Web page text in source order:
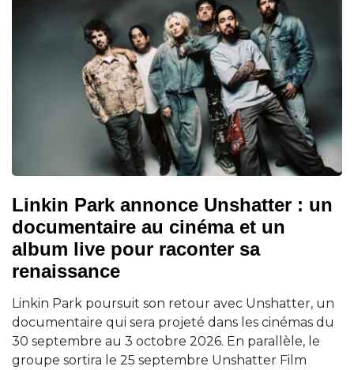
Linkin Park annonce Unshatter : un
documentaire au cinéma et un
album live pour raconter sa
renaissance
Linkin Park poursuit son retour avec Unshatter, un
documentaire qui sera projeté dans les cinémas du
30 septembre au 3 octobre 2026. En parallèle, le
groupe sortira le 25 septembre Unshatter Film